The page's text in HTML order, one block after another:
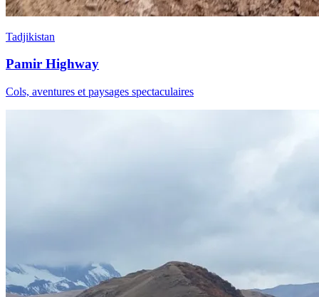
Tadjikistan
Pamir Highway
Cols, aventures et paysages spectaculaires